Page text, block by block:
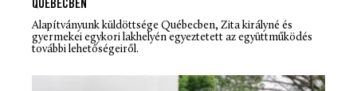
QUÉBECBEN
Alapítványunk küldöttsége Québecben, Zita királyné és
gyermekei egykori lakhelyén egyeztetett az együttműködés
további lehetőségeiről.